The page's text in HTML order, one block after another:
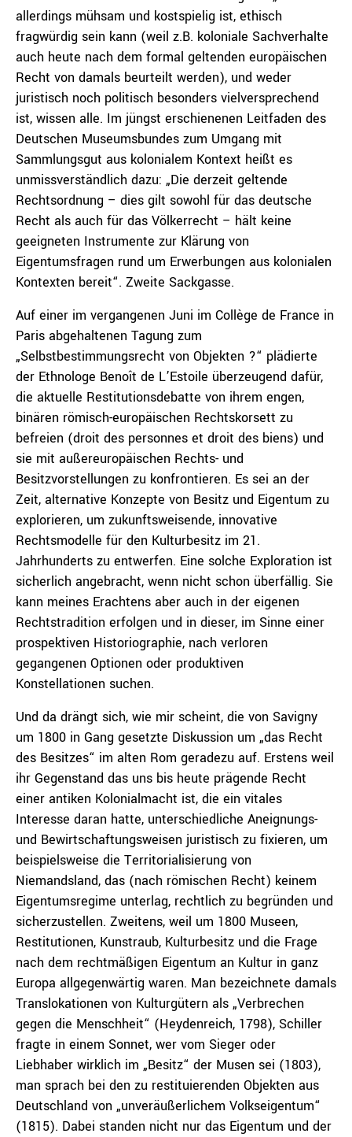
allerdings mühsam und kostspielig ist, ethisch
fragwürdig sein kann (weil z.B. koloniale Sachverhalte
auch heute nach dem formal geltenden europäischen
Recht von damals beurteilt werden), und weder
juristisch noch politisch besonders vielversprechend
ist, wissen alle. Im jüngst erschienenen Leitfaden des
Deutschen Museumsbundes zum Umgang mit
Sammlungsgut aus kolonialem Kontext heißt es
unmissverständlich dazu: „Die derzeit geltende
Rechtsordnung – dies gilt sowohl für das deutsche
Recht als auch für das Völkerrecht – hält keine
geeigneten Instrumente zur Klärung von
Eigentumsfragen rund um Erwerbungen aus kolonialen
Kontexten bereit“. Zweite Sackgasse.
Auf einer im vergangenen Juni im Collège de France in
Paris abgehaltenen Tagung zum
„Selbstbestimmungsrecht von Objekten ?“ plädierte
der Ethnologe Benoît de L’Estoile überzeugend dafür,
die aktuelle Restitutionsdebatte von ihrem engen,
binären römisch-europäischen Rechtskorsett zu
befreien (droit des personnes et droit des biens) und
sie mit außereuropäischen Rechts- und
Besitzvorstellungen zu konfrontieren. Es sei an der
Zeit, alternative Konzepte von Besitz und Eigentum zu
explorieren, um zukunftsweisende, innovative
Rechtsmodelle für den Kulturbesitz im 21.
Jahrhunderts zu entwerfen. Eine solche Exploration ist
sicherlich angebracht, wenn nicht schon überfällig. Sie
kann meines Erachtens aber auch in der eigenen
Rechtstradition erfolgen und in dieser, im Sinne einer
prospektiven Historiographie, nach verloren
gegangenen Optionen oder produktiven
Konstellationen suchen.
Und da drängt sich, wie mir scheint, die von Savigny
um 1800 in Gang gesetzte Diskussion um „das Recht
des Besitzes“ im alten Rom geradezu auf. Erstens weil
ihr Gegenstand das uns bis heute prägende Recht
einer antiken Kolonialmacht ist, die ein vitales
Interesse daran hatte, unterschiedliche Aneignungs-
und Bewirtschaftungsweisen juristisch zu fixieren, um
beispielsweise die Territorialisierung von
Niemandsland, das (nach römischen Recht) keinem
Eigentumsregime unterlag, rechtlich zu begründen und
sicherzustellen. Zweitens, weil um 1800 Museen,
Restitutionen, Kunstraub, Kulturbesitz und die Frage
nach dem rechtmäßigen Eigentum an Kultur in ganz
Europa allgegenwärtig waren. Man bezeichnete damals
Translokationen von Kulturgütern als „Verbrechen
gegen die Menschheit“ (Heydenreich, 1798), Schiller
fragte in einem Sonnet, wer vom Sieger oder
Liebhaber wirklich im „Besitz“ der Musen sei (1803),
man sprach bei den zu restituierenden Objekten aus
Deutschland von „unveräußerlichem Volkseigentum“
(1815). Dabei standen nicht nur das Eigentum und der